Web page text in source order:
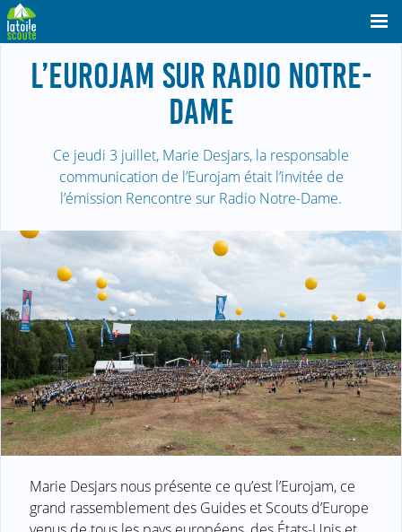
L’EUROJAM SUR RADIO NOTRE-
DAME
Ce jeudi 3 juillet, Marie Desjars, la responsable
communication de l’Eurojam était l’invitée de
l’émission Rencontre sur Radio Notre-Dame.
Marie Desjars nous présente ce qu’est l’Eurojam, ce
grand rassemblement des Guides et Scouts d’Europe